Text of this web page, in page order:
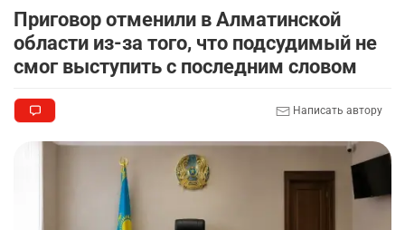
Приговор отменили в Алматинской
области из-за того, что подсудимый не
смог выступить с последним словом
Написать автору